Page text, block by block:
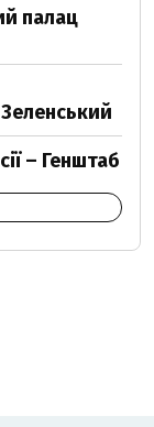
палац
– Генштаб